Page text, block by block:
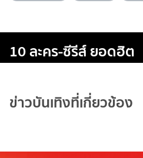
10 ละคร-ซีรีส์ ยอดฮิต
ข่าวบันเทิงที่เกี่ยวข้อง